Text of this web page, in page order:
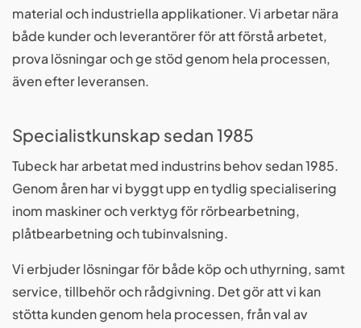
material och industriella applikationer. Vi arbetar nära
både kunder och leverantörer för att förstå arbetet,
prova lösningar och ge stöd genom hela processen,
även efter leveransen.
Specialistkunskap sedan 1985
Tubeck har arbetat med industrins behov sedan 1985.
Genom åren har vi byggt upp en tydlig specialisering
inom maskiner och verktyg för rörbearbetning,
plåtbearbetning och tubinvalsning.
Vi erbjuder lösningar för både köp och uthyrning, samt
service, tillbehör och rådgivning. Det gör att vi kan
stötta kunden genom hela processen, från val av